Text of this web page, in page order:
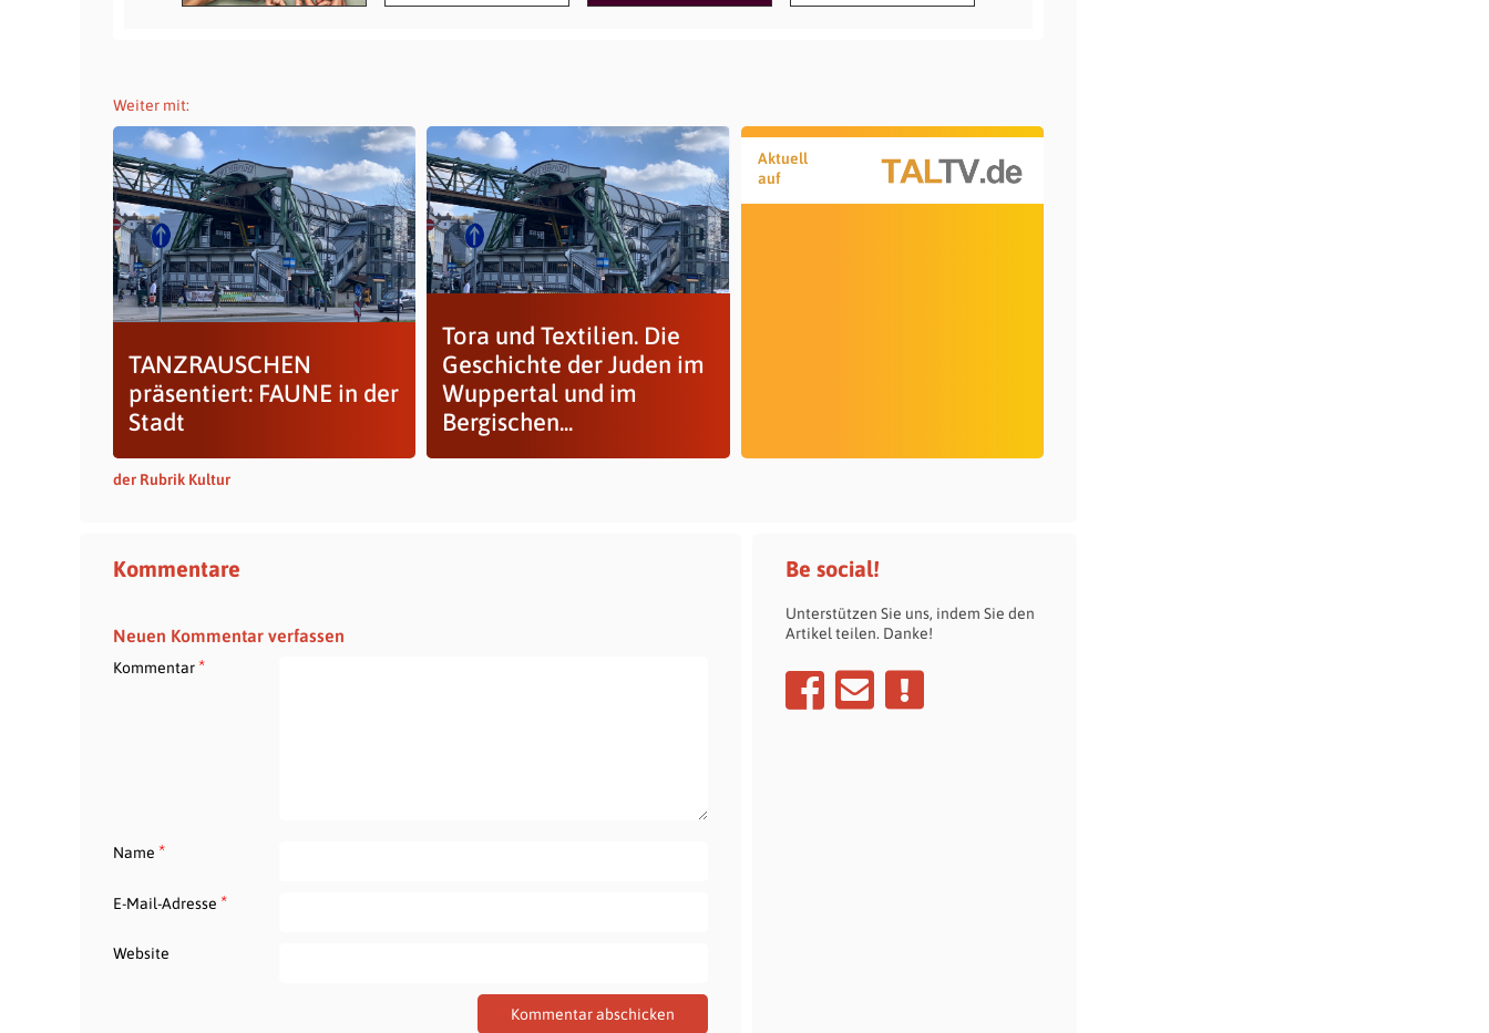
Weiter mit:
TANZRAUSCHEN
präsentiert: FAUNE in der
Stadt
Tora und Textilien. Die
Geschichte der Juden im
Wuppertal und im
Bergischen...
Aktuell
auf
der Rubrik Kultur
Kommentare
Neuen Kommentar verfassen
Kommentar*
Name *
E-Mail-Adresse *
Website
Be social!
Unterstützen Sie uns, indem Sie den
Artikel teilen. Danke!